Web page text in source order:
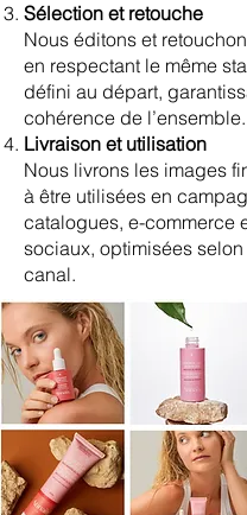
Sélection et retouche
Nous éditons et
en respectant le même
défini au départ,
cohérence de l’ensemble.
Livraison et utilisation
Nous livrons les images
à être utilisées en
catalogues, e-commerce
sociaux, optimisées
canal.